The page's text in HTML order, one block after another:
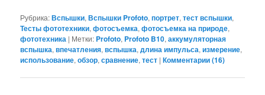
Рубрика:Вспышки,Вспышки Profoto,портрет,тест вспышки,
Тесты фототехники,фотосъемка,фотосъемка на природе,
фототехника | Метки: Profoto, Profoto B10,аккумуляторная
вспышка,впечатления,вспышка,длина импульса,измерение,
использование,обзор,сравнение,тест |Комментарии (16)